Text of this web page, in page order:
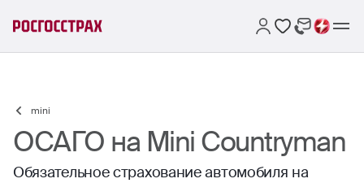
mini
ОСАГО на Mini Countryman
Обязательное страхование автомобиля на